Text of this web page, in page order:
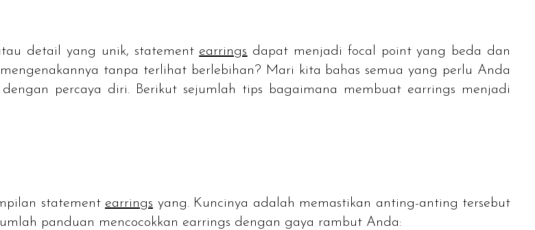
detail yang unik, statement earrings dapat menjadi focal pointyang beda dan
tanpa terlihat berlebihan? Mari kita bahas semua yang perlu Anda
percaya diri. Berikut sejumlah tips bagaimana membuat earrings menjadi
statement earrings yang. Kuncinya adalah memastikan anting-anting tersebut
panduan mencocokkan earrings dengan gaya rambut Anda: